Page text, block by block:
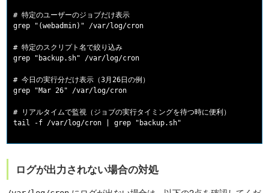
# 特定のユーザーのジョブだけ表示
grep "(webadmin)" /var/log/cron
# 特定のスクリプト名で絞り込み
grep "backup.sh" /var/log/cron
# 今日の実行分だけ表示（3月26日の例）
grep "Mar 26" /var/log/cron
# リアルタイムで監視（ジョブの実行タイミングを待つ時に便利）
ログが出力されない場合の対処